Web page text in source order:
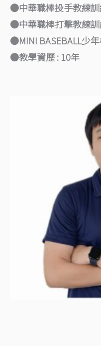
●中華職棒投手教練
●中華職棒打擊教練
●MINI BASEBALL少
●教學資歷 : 10年